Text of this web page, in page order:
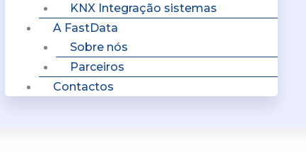
KNX Integração sistemas
A FastData
Sobre nós
Parceiros
Contactos